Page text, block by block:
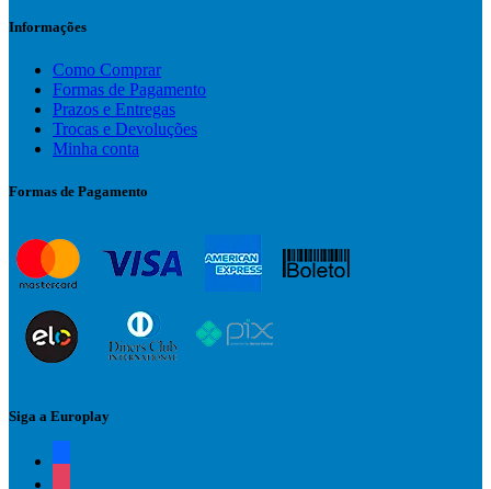
Informações
Como Comprar
Formas de Pagamento
Prazos e Entregas
Trocas e Devoluções
Minha conta
Formas de Pagamento
Siga a Europlay